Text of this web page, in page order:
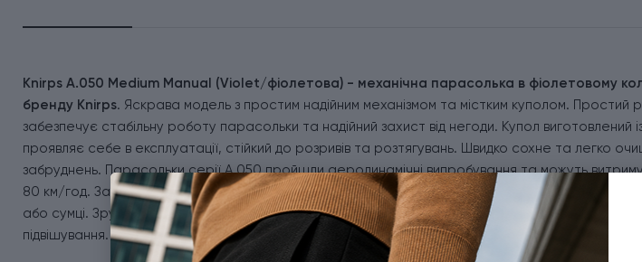
Knirps A.050 Medium Manual (Violet/фіолетова) - механічна парасолька в фіолетовому
бренду Knirps. Яскрава модель з простим надійним механізмом та містким куполом. Простий
забезпечує стабільну роботу парасольки та надійний захист від негоди. Купол виготовлений
проявляє себе в експлуатації, стійкий до розривів та розтягувань. Швидко сохне та легко
забруднень. Парасольки серії А.050 пройшли аеродинамічні випробування та можуть
80 км/год. Завдяки компактному розміру у складеному вигляді 24 см, парасолька з легкістю
або сумці. Зручна пластикова ручка доповнена ремінцем-петелькою для фіксації парасольки
підвішування.